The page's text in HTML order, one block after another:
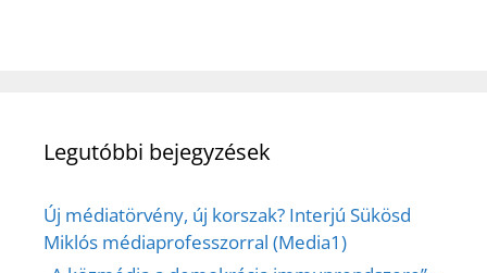
Legutóbbi bejegyzések
Új médiatörvény, új korszak? Interjú Sükösd
Miklós médiaprofesszorral (Media1)